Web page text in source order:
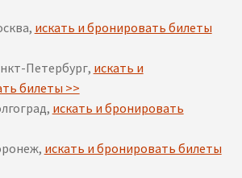
искать и бронировать билеты
Петербург, искать и
билеты >>
искать и бронировать
искать и бронировать билеты